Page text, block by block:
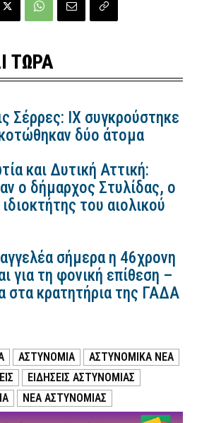
ΤΩΡΑ
Σέρρες: ΙΧ συγκρούστηκε
δύο άτομα
και Δυτική Αττική:
ο δήμαρχος Στυλίδας, ο
του αιολικού
σήμερα η 46χρονη
για τη φονική επίθεση –
στα κρατητήρια της ΓΑΔΑ
ΑΣΤΥΝΟΜΙΑ
ΑΣΤΥΝΟΜΙΚΑ ΝΕΑ
ΕΙΔΗΣΕΙΣ ΑΣΤΥΝΟΜΙΑΣ
ΝΕΑ ΑΣΤΥΝΟΜΙΑΣ